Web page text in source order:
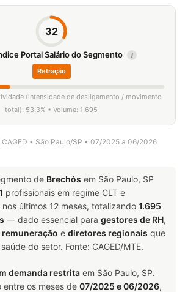
32
Portal Salário do Segmento i
Retração
(intensidade de desligamento / movimento
total): 53,3% • Volume: 1.695
• São Paulo/SP • 07/2025 a 06/2026
de Brechós em São Paulo, SP
profissionais em regime CLT e
nos últimos 12 meses, totalizando 1.695
— dado essencial para gestores de RH,
e diretores regionais que
do setor. Fonte: CAGED/MTE.
demanda restrita em São Paulo, SP.
os meses de 07/2025 e 06/2026,